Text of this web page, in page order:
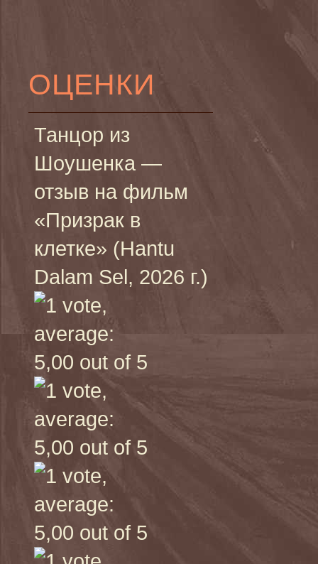
ОЦЕНКИ
Танцор из
Шоушенка —
отзыв на фильм
«Призрак в
клетке» (Hantu
Dalam Sel, 2026 г.)